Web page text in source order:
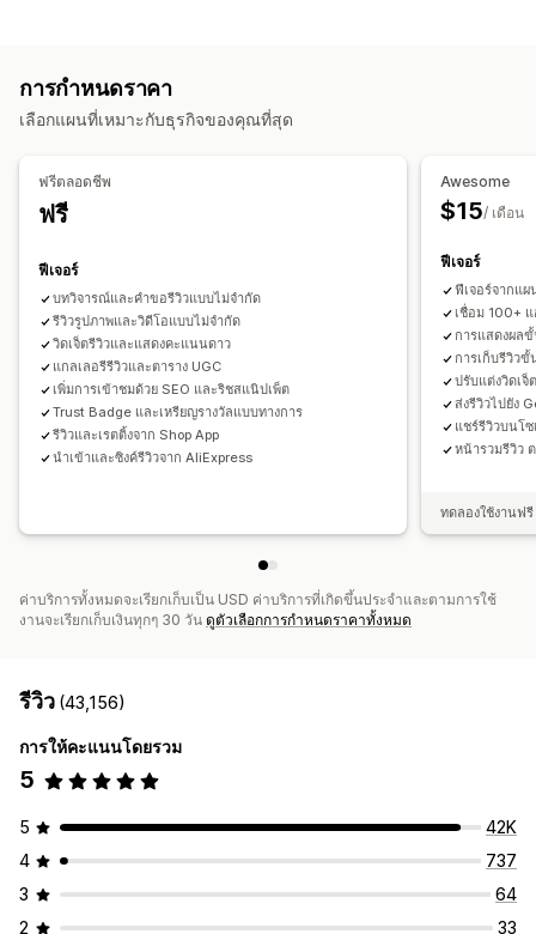
การกรอง
ส่วนย่อยแบบสมบูรณ์
คำขอทางอีเมล
โซเชียลมีเดีย
การโปรโมท
ตรวจสอบการเผยแพร่
คำขอที่กำหนดเอง
การเพิ่มประสิทธิภาพ Metadata
การเฝ้าติดตามประสิทธิภาพ
การทดสอบ A/B
การกำหนดราคา
เลือกแผนที่เหมาะกับธุรกิจของคุณที่สุด
ฟรีตลอดชีพ
ฟรี
ฟีเจอร์
บทวิจารณ์และคำขอรีวิวแบบไม่จำกัด
รีวิวรูปภาพและวิดีโอแบบไม่จำกัด
วิดเจ็ตรีวิวและแสดงคะแนนดาว
แกลเลอรีรีวิวและตาราง UGC
เพิ่มการเข้าชมด้วย SEO และริชสแนิปเพ็ต
Trust Badge และเหรียญรางวัลแบบทางการ
รีวิวและเรตติ้งจาก Shop App
นำเข้าและซิงค์รีวิวจาก AliExpress
Awesome
$15/ เดือน
ฟีเจอร์
ฟีเจอร์จากแ
เชื่อม 100+
การแสดงผล
การเก็บรีวิว
ปรับแต่งวิดเจ็
ส่งรีวิวไปยัง
แชร์รีวิวบนโ
หน้ารวมรีวิว
ทดลองใช้งานฟ
ค่าบริการทั้งหมดจะเรียกเก็บเป็น USD ค่าบริการที่เกิดขึ้นประจำและตามการใช้
งานจะเรียกเก็บเงินทุกๆ 30 วัน ดูตัวเลือกการกำหนดราคาทั้งหมด
รีวิว (43,156)
การให้คะแนนโดยรวม
5
5
42K
4
737
3
64
2
33